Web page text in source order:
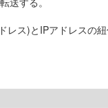
ス)とIPアドレスの